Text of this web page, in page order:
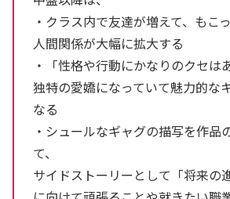
・クラス内で友達が増えて、もこ
人間関係が大幅に拡大する
・「性格や行動にかなりのクセは
独特の愛嬌になっていて魅力的な
なる
・シュールなギャグの描写を作品
て、
サイドストーリーとして「将来の